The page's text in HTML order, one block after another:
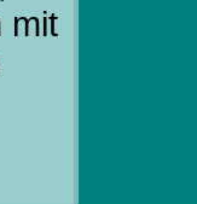
mit